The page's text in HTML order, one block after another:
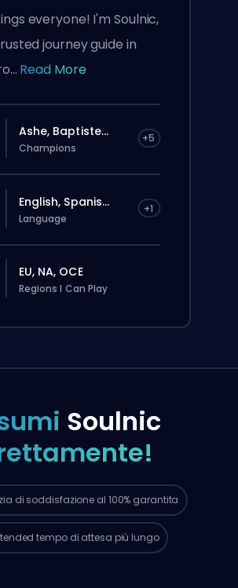
everyone! I'm Soulnic,
journey guide in
Read More
Ashe, Baptiste... +5
Champions
English, Spanis... +1
Language
EU, NA, OCE
Regions I Can Play
Soulnic
di soddisfazione al 100% garantita
verrà assegnato
a questo booster,
lunghi rispetto a quando fai un ordine
dal sito.
tempo di attesa più lungo